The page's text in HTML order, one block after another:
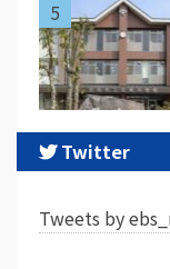
Twitter
Tweets by